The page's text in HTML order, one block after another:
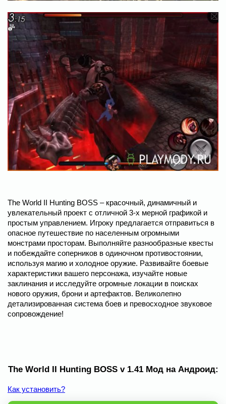
The World II Hunting BOSS – красочный, динамичный и
увлекательный проект с отличной 3-х мерной графикой и
простым управлением. Игроку предлагается отправиться в
опасное путешествие по населенным огромными
монстрами просторам. Выполняйте разнообразные квесты
и побеждайте соперников в одиночном противостоянии,
используя магию и холодное оружие. Развивайте боевые
характеристики вашего персонажа, изучайте новые
заклинания и исследуйте огромные локации в поисках
нового оружия, брони и артефактов. Великолепно
детализированная система боев и превосходное звуковое
сопровождение!
The World II Hunting BOSS v 1.41 Мод на Андроид:
Как установить?